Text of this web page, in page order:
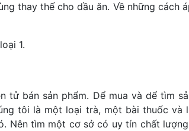
thay thế cho dầu ăn. Về những cách
1.
tử bán sản phẩm. Dể mua và dể tìm
tôi là một loại trà, một bài thuốc và
Nên tìm một cơ sở có uy tín chất